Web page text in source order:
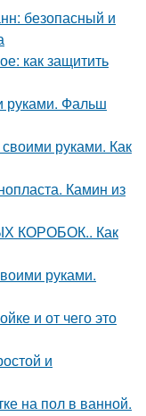
безопасный и
как защитить
руками. Фальш
руками. Как
Камин из
КОРОБОК.. Как
руками.
и от чего это
и
на пол в ванной.